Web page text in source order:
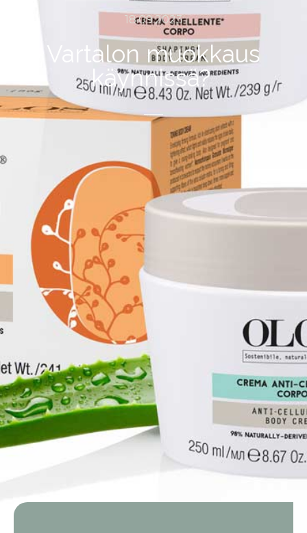
18.09.2023
Vartalon muokkaus
käynnissä?